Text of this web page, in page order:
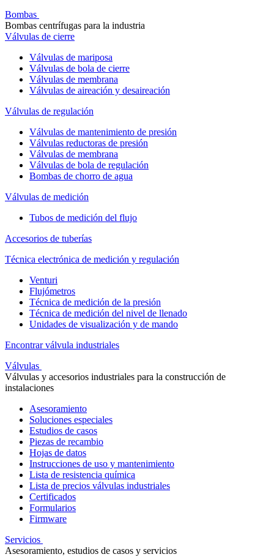
Bombas
Bombas centrífugas para la industria
Válvulas de cierre
Válvulas de mariposa
Válvulas de bola de cierre
Válvulas de membrana
Válvulas de aireación y desaireación
Válvulas de regulación
Válvulas de mantenimiento de presión
Válvulas reductoras de presión
Válvulas de membrana
Válvulas de bola de regulación
Bombas de chorro de agua
Válvulas de medición
Tubos de medición del flujo
Accesorios de tuberías
Técnica electrónica de medición y regulación
Venturi
Flujómetros
Técnica de medición de la presión
Técnica de medición del nivel de llenado
Unidades de visualización y de mando
Encontrar válvula industriales
Válvulas
Válvulas y accesorios industriales para la construcción de
instalaciones
Asesoramiento
Soluciones especiales
Estudios de casos
Piezas de recambio
Hojas de datos
Instrucciones de uso y mantenimiento
Lista de resistencia química
Lista de precios válvulas industriales
Certificados
Formularios
Firmware
Servicios
Asesoramiento, estudios de casos y servicios